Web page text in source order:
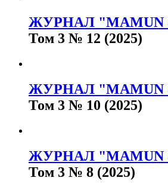
ЖУРНАЛ "MAMUN
Том 3 № 12 (2025)
ЖУРНАЛ "MAMUN
Том 3 № 10 (2025)
ЖУРНАЛ "MAMUN
Том 3 № 8 (2025)